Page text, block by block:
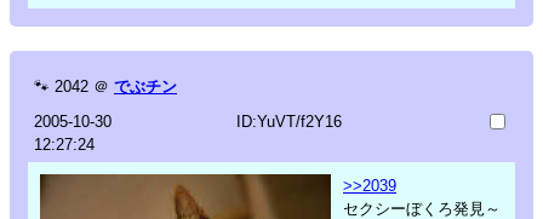
🐾 2042 ＠ でぶチン
2005-10-30
12:27:24
ID:YuVT/f2Y16
>>2039
セクシーぼくろ発見～